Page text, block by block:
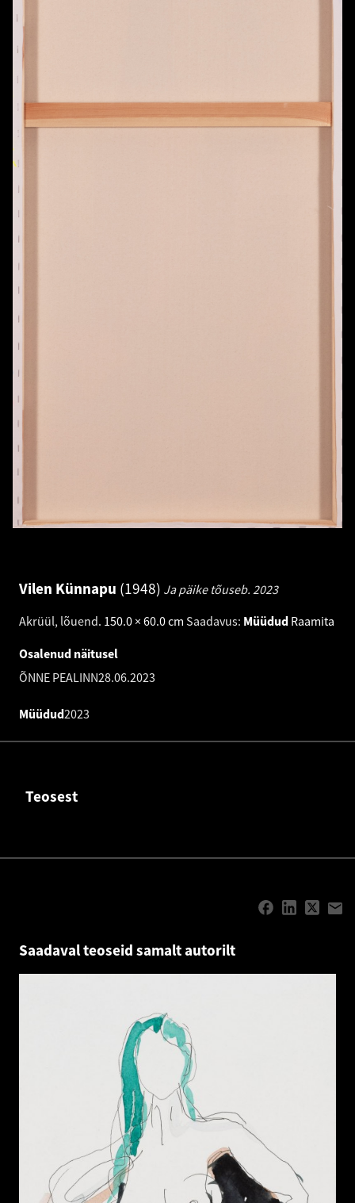
Vilen Künnapu 1948 Ja päike tõuseb. 2023
Akrüül, lõuend. 150.0 × 60.0 cm Saadavus: Müüdud Raamita
Osalenud näitusel
ÕNNE PEALINN28.06.2023
Müüdud2023
Teosest
Saadaval teoseid samalt autorilt